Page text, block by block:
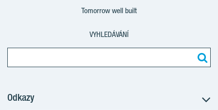
Tomorrow well built
VYHLEDÁVÁNÍ
Odkazy